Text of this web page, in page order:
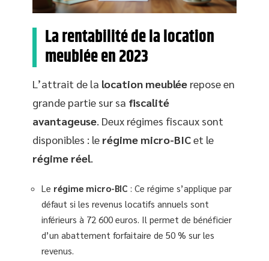
La rentabilité de la location
meublée en 2023
L’attrait de la location meublée repose en
grande partie sur sa fiscalité
avantageuse. Deux régimes fiscaux sont
disponibles : le régime micro-BICet le
régime réel.
Le régime micro-BIC : Ce régime s’applique par
défaut si les revenus locatifs annuels sont
inférieurs à 72 600 euros. Il permet de bénéficier
d’un abattement forfaitaire de 50 % sur les
revenus.